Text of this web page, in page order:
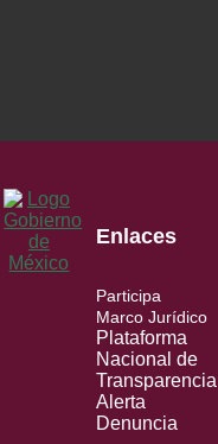
Enlaces
Participa
Marco Jurídico
Plataforma
Nacional de
Transparencia
Alerta
Denuncia